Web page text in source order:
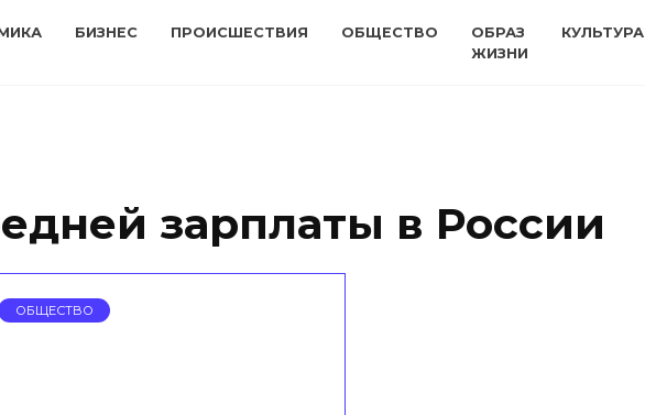
БИЗНЕС ПРОИСШЕСТВИЯ ОБЩЕСТВО
ОБРАЗ
ЖИЗНИ
КУЛЬТУРА
зарплаты в России
ОБЩЕСТВО